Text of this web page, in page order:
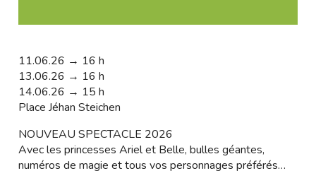
11.06.26 → 16 h
13.06.26 → 16 h
14.06.26 → 15 h
Place Jéhan Steichen
NOUVEAU SPECTACLE 2026
Avec les princesses Ariel et Belle, bulles géantes,
numéros de magie et tous vos personnages préférés…